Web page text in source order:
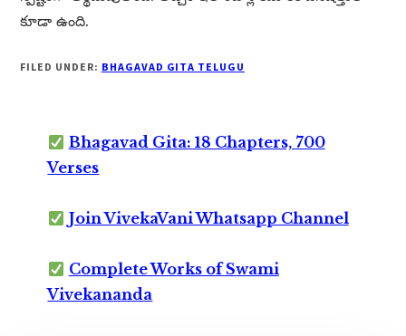
కూడా ఉంది.
FILED UNDER: BHAGAVAD GITA TELUGU
Bhagavad Gita: 18 Chapters, 700
Verses
Join VivekaVani Whatsapp Channel
Complete Works of Swami
Vivekananda